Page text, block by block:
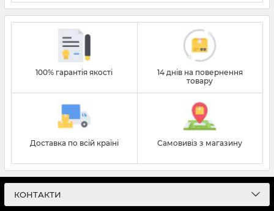
29 2026 0
100% гарантія якості
14 днів на повернення
товару
Доставка по всій країні Самовивіз з магазину
КОНТАКТИ